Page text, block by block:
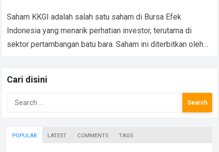
Saham KKGI adalah salah satu saham di Bursa Efek
Indonesia yang menarik perhatian investor, terutama di
sektor pertambangan batu bara. Saham ini diterbitkan oleh
Cari disini
Search
for:
POPULAR LATEST COMMENTS TAGS